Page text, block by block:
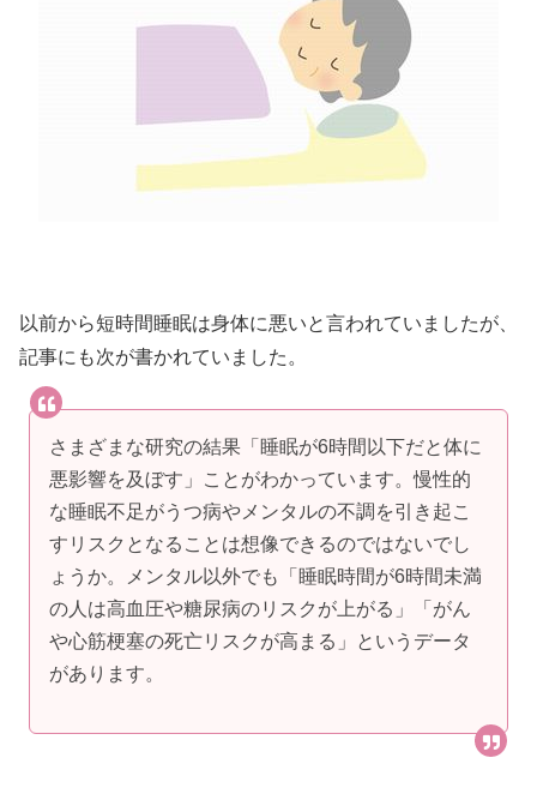
以前から短時間睡眠は身体に悪いと言われていましたが、
記事にも次が書かれていました。
さまざまな研究の結果「睡眠が6時間以下だと体に
悪影響を及ぼす」ことがわかっています。慢性的
な睡眠不足がうつ病やメンタルの不調を引き起こ
すリスクとなることは想像できるのではないでし
ょうか。メンタル以外でも「睡眠時間が6時間未満
の人は高血圧や糖尿病のリスクが上がる」「がん
や心筋梗塞の死亡リスクが高まる」というデータ
があります。